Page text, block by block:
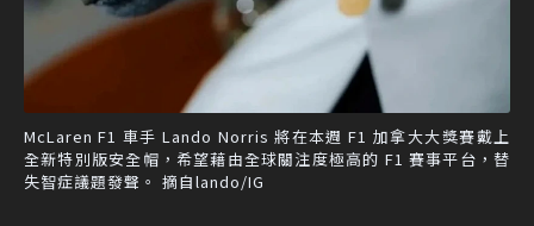
McLaren F1 車手 Lando Norris 將在本週 F1 加拿大大獎賽戴上
全新特別版安全帽，希望藉由全球關注度極高的 F1 賽事平台，替
失智症議題發聲。 摘自lando/IG